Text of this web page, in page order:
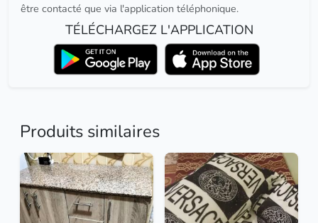
être contacté que via l'application téléphonique.
TÉLÉCHARGEZ L'APPLICATION
Produits similaires